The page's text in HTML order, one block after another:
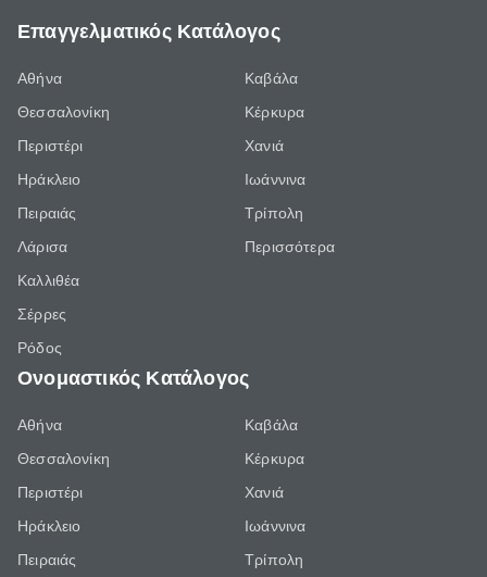
Επαγγελματικός Κατάλογος
Αθήνα
Θεσσαλονίκη
Περιστέρι
Ηράκλειο
Πειραιάς
Λάρισα
Καλλιθέα
Σέρρες
Ρόδος
Καβάλα
Κέρκυρα
Χανιά
Ιωάννινα
Τρίπολη
Περισσότερα
Ονομαστικός Κατάλογος
Αθήνα
Θεσσαλονίκη
Περιστέρι
Ηράκλειο
Πειραιάς
Καβάλα
Κέρκυρα
Χανιά
Ιωάννινα
Τρίπολη